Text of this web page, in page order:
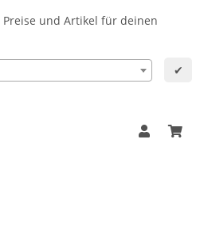
und Artikel für deinen
✔